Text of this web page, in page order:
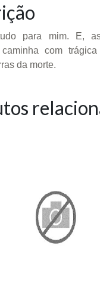
para mim. E,
caminha com trágica
da morte.